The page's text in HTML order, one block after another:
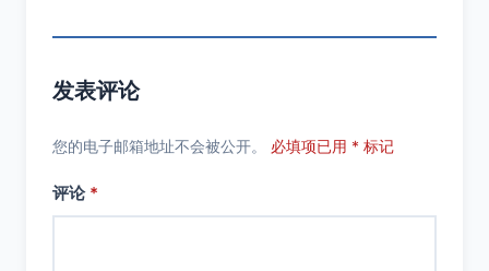
发表评论
您的电子邮箱地址不会被公开。 必填项已用 * 标记
评论 *